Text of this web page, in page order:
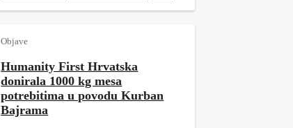
Objave
Humanity First Hrvatska
donirala 1000 kg mesa
potrebitima u povodu Kurban
Bajrama